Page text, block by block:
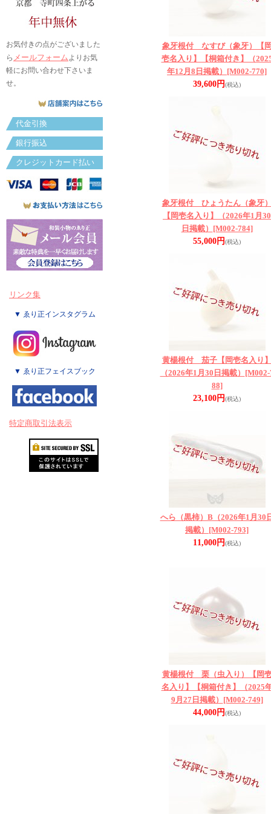
お気付きの点がございました
ら メールフォームよりお気
軽にお問い合わせ下さいま
せ。
代金引換
銀行振込
クレジットカード払い
リンク集
▼ ゑり正インスタグラム
▼ ゑり正フェイスブック
特定商取引法表示
象牙根付 なすび（象牙）【
壱名入り】【桐箱付き】（
年12月8日掲載） [M002-770]
39,600円(税込)
象牙根付 ひょうたん（象牙
【岡壱名入り】（2026年1月30
日掲載） [M002-784]
55,000円(税込)
黄楊根付 茄子【岡壱名入り
（2026年1月30日掲載） [M002-
88]
23,100円(税込)
へら（黒柿）B（2026年1月30
掲載） [M002-793]
11,000円(税込)
黄楊根付 栗（虫入り）【岡
名入り】【桐箱付き】（2025
9月27日掲載） [M002-749]
44,000円(税込)